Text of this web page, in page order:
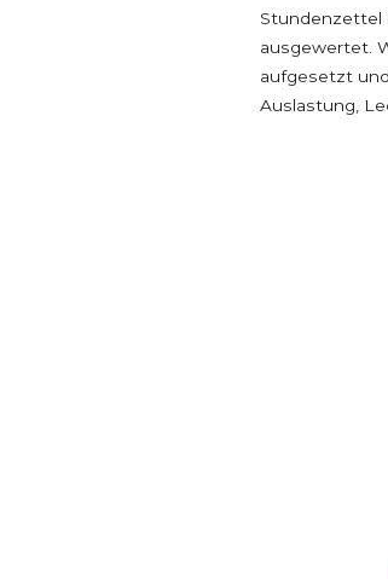
Stundenzettel
ausgewertet.
aufgesetzt
Auslastung,